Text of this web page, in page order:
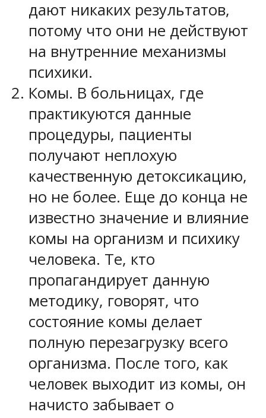
дают никаких результатов,
потому что они не действуют
на внутренние механизмы
психики.
Комы. В больницах, где
практикуются данные
процедуры, пациенты
получают неплохую
качественную детоксикацию,
но не более. Еще до конца не
известно значение и влияние
комы на организм и психику
человека. Те, кто
пропагандирует данную
методику, говорят, что
состояние комы делает
полную перезагрузку всего
организма. После того, как
человек выходит из комы, он
начисто забывает о